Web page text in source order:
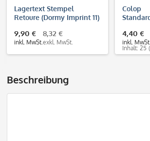
Lagertext Stempel
Retoure (Dormy Imprint 11)
9,90 €
inkl. MwSt.
8,32 €
exkl. MwSt.
Colop
4,40 €
inkl. MwSt.
Inhalt: 25
Beschreibung